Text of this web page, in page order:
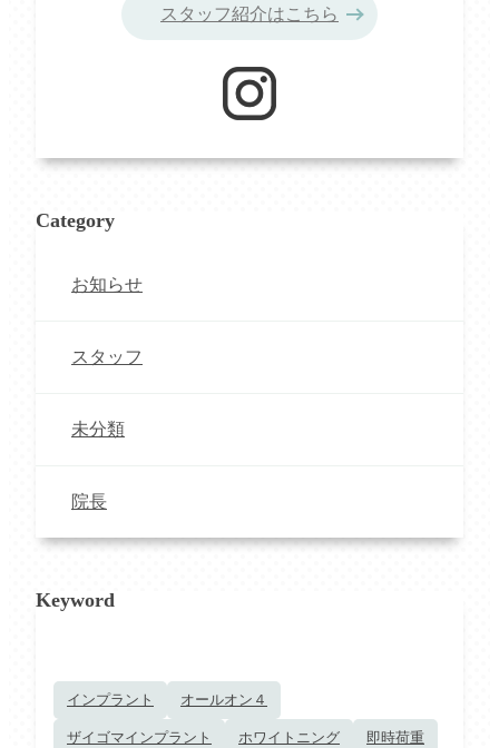
スタッフ紹介はこちら
Category
お知らせ
スタッフ
未分類
院長
Keyword
インプラント オールオン４
ザイゴマインプラント ホワイトニング 即時荷重